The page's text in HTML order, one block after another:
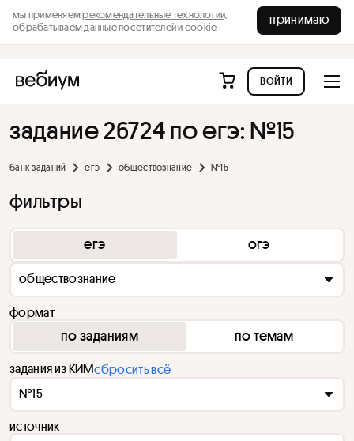
мы применяемрекомендательные технологии,
обрабатываем данные посетителейи cookie
принимаю
войти
задание 26724 по егэ: №15
банк заданий егэ обществознание №15
фильтры
егэ огэ
обществознание
формат
по заданиям по темам
задания из КИМсбросить всё
№15
источник